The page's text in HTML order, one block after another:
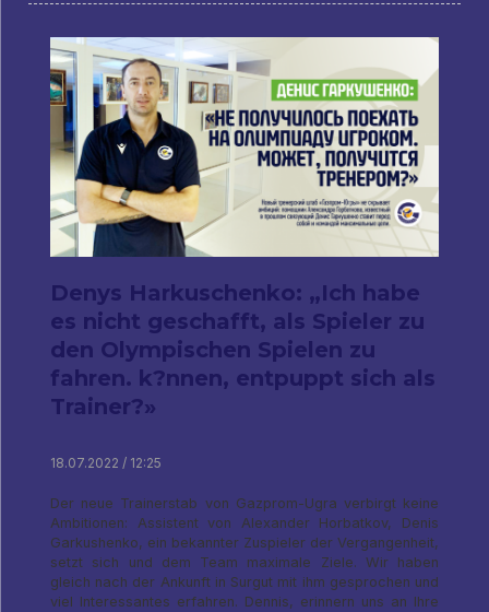
Denys Harkuschenko: „Ich habe
es nicht geschafft, als Spieler zu
den Olympischen Spielen zu
fahren. k?nnen, entpuppt sich als
Trainer?»
18.07.2022 / 12:25
Der neue Trainerstab von Gazprom-Ugra verbirgt keine
Ambitionen: Assistent von Alexander Horbatkov, Denis
Garkushenko, ein bekannter Zuspieler der Vergangenheit,
setzt sich und dem Team maximale Ziele. Wir haben
gleich nach der Ankunft in Surgut mit ihm gesprochen und
viel Interessantes erfahren. Dennis, erinnern uns an Ihre